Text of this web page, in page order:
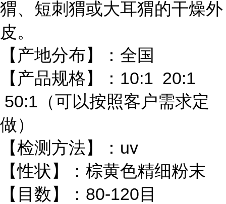
猬、短刺猬或大耳猬的干燥外
皮。
【产地分布】：全国
【产品规格】：10:1 20:1
50:1（可以按照客户需求定
做）
【检测方法】：uv
【性状】：棕黄色精细粉末
【目数】：80-120目